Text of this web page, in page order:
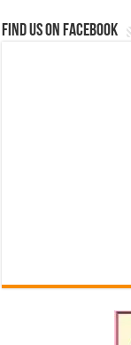
Find us on Facebook